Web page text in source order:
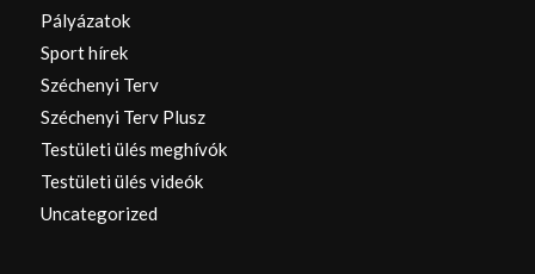
Pályázatok
Sport hírek
Széchenyi Terv
Széchenyi Terv Plusz
Testületi ülés meghívók
Testületi ülés videók
Uncategorized